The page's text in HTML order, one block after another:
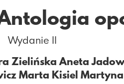
Wydanie II
Zielińska Aneta
Marta Kisiel